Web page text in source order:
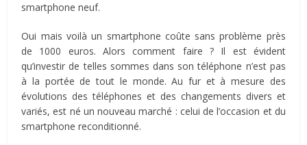
smartphone neuf.
Oui mais voilà un smartphone coûte sans problème près
de 1000 euros. Alors comment faire ? Il est évident
qu’investir de telles sommes dans son téléphone n’est pas
à la portée de tout le monde. Au fur et à mesure des
évolutions des téléphones et des changements divers et
variés, est né un nouveau marché : celui de l’occasion et du
smartphone reconditionné.